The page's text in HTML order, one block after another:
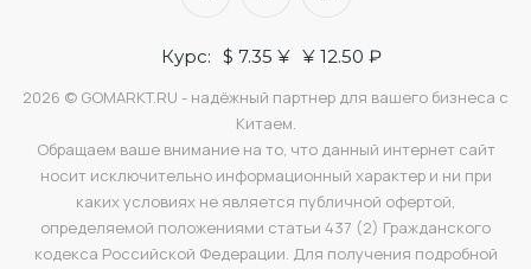
Курс: $ 7.35 ¥ ¥ 12.50 ₽
2026 © GOMARKT.RU - надёжный партнер для вашего бизнеса с
Китаем.
Обращаем ваше внимание на то, что данный интернет сайт
носит исключительно информационный характер и ни при
каких условиях не является публичной офертой,
определяемой положениями статьи 437 (2) Гражданского
кодекса Российской Федерации. Для получения подробной